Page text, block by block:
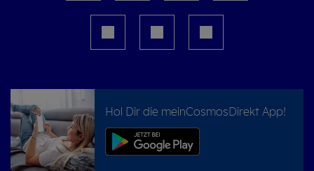
Hol Dir die meinCosmosDirekt App!